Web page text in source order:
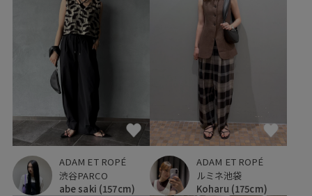
ADAM ET ROPÉ
渋谷PARCO
abe saki (157cm)
ADAM ET ROPÉ
ルミネ池袋
Koharu (175cm)